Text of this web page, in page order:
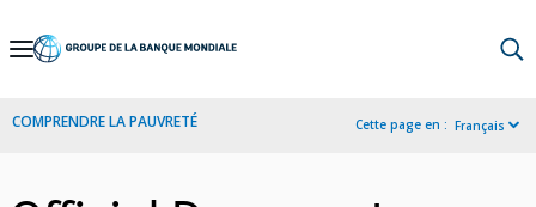
Skip
Navigation
COMPRENDRE LA PAUVRETÉ Cette page en : Français